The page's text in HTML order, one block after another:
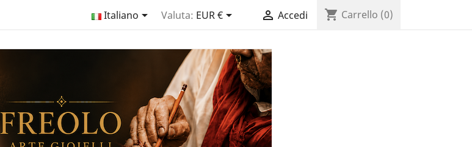
Italiano Valuta: EUR €  Accedi shopping_cart Carrello (0)